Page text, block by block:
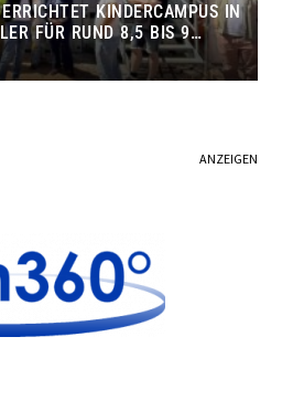
KINDERCAMPUS IN
FÜR RUND 8,5 BIS 9
ANZEIGEN